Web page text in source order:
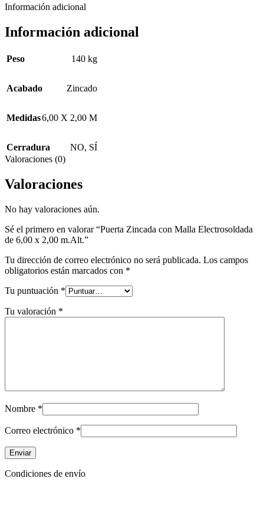
Información adicional
Información adicional
Peso 140 kg
Acabado Zincado
Medidas6,00 X 2,00 M
Cerradura NO, SÍ
Valoraciones (0)
Valoraciones
No hay valoraciones aún.
Sé el primero en valorar “Puerta Zincada con Malla Electrosoldada
de 6,00 x 2,00 m.Alt.”
Tu dirección de correo electrónico no será publicada. Los campos
obligatorios están marcados con *
Tu puntuación *
Tu valoración *
Nombre *
Correo electrónico *
Condiciones de envío